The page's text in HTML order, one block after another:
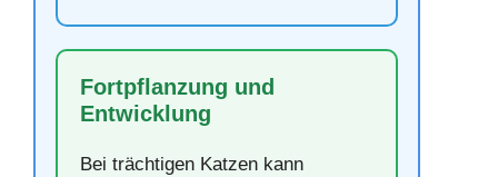
Fortpflanzung und
Entwicklung
Bei trächtigen Katzen kann